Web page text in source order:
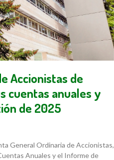
Accionistas de
cuentas anuales y
de 2025
General Ordinaria de Accionistas,
Anuales y el Informe de